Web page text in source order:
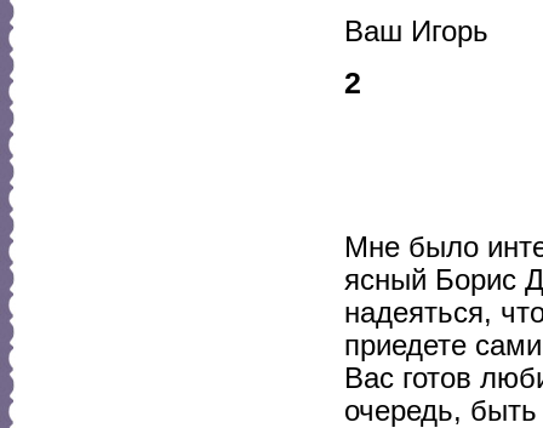
Ваш Игорь
2
Мне было
ясный Борис
надеяться,
приедете
Вас готов
очередь,